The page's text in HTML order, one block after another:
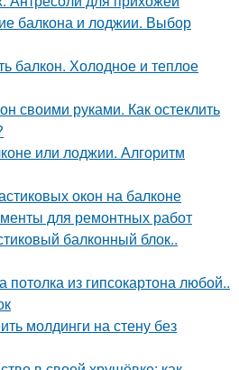
балкона и лоджии. Выбор
балкон. Холодное и теплое
своими руками. Как остеклить
или лоджии. Алгоритм
окон на балконе
для ремонтных работ
балконный блок..
потолка из гипсокартона любой..
молдинги на стену без